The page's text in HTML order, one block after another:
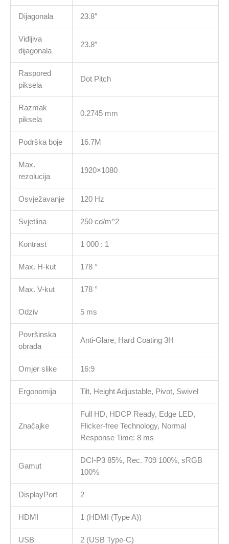
C,
USB
3.2,
Audio
line
out,
Tilt,
Pivot,
Height
Dijagonala 23.8″
Vidljiva
dijagonala
23.8″
Raspored
piksela
Dot Pitch
Razmak
piksela
0.2745 mm
Podrška boje 16.7M
Max.
rezolucija
1920×1080
Osvježavanje 120 Hz
Svjetlina 250 cd/m^2
Kontrast 1 000 : 1
Max. H-kut 178 °
Max. V-kut 178 °
Odziv 5 ms
Površinska
obrada
Anti-Glare, Hard Coating 3H
Omjer slike 16:9
Ergonomija Tilt, Height Adjustable, Pivot, Swivel
Značajke
Full HD, HDCP Ready, Edge LED,
Flicker-free Technology, Normal
Response Time: 8 ms
Gamut
DCI-P3 85%, Rec. 709 100%, sRGB
100%
DisplayPort 2
HDMI 1 (HDMI (Type A))
USB 2 (USB Type-C)